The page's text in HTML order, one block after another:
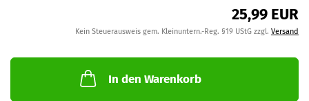
25,99 EUR
Kein Steuerausweis gem. Kleinuntern.-Reg. §19 UStG zzgl. Versand
In den Warenkorb